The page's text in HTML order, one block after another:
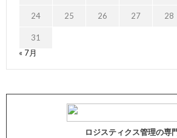
24 25 26 27 28
31
« 7月
ロジスティクス管理の専